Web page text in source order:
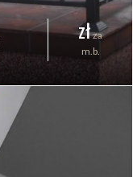
zł za
m.b.